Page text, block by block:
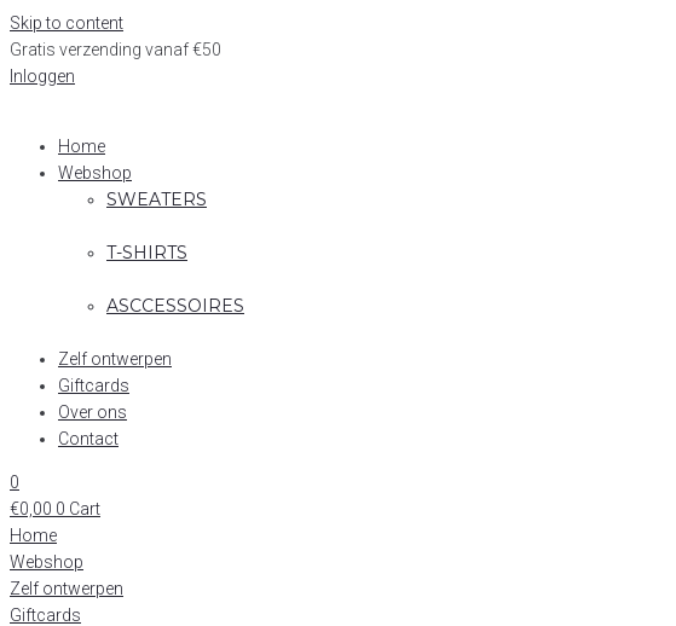
Skip to content
Gratis verzending vanaf €50
Inloggen
Home
Webshop
SWEATERS
T-SHIRTS
ASCCESSOIRES
Zelf ontwerpen
Giftcards
Over ons
Contact
0
€0,00 0 Cart
Home
Webshop
Zelf ontwerpen
Giftcards